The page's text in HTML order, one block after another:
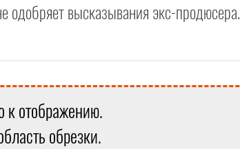
одобряет высказывания экс-продюсера.
к отображению.
обрезки.